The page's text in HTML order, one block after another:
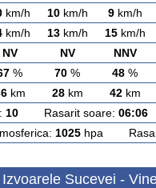
km/h 10km/h 9km/h
km/h 13km/h 15km/h
NV NV NNV
% 70 % 48 %
km 28km 42km
10Rasarit soare: 06:06
1025hpa
Sucevei -